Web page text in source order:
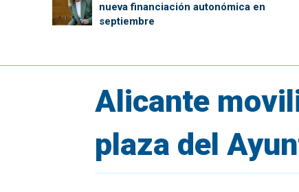
nueva financiación autonómica en
septiembre
Alicante
plaza del